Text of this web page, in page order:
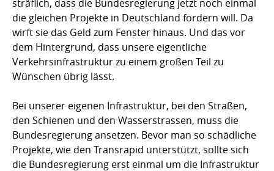
sträflich, dass die Bundesregierung jetzt noch einmal
die gleichen Projekte in Deutschland fördern will. Da
wirft sie das Geld zum Fenster hinaus. Und das vor
dem Hintergrund, dass unsere eigentliche
Verkehrsinfrastruktur zu einem großen Teil zu
Wünschen übrig lässt.
Bei unserer eigenen Infrastruktur, bei den Straßen,
den Schienen und den Wasserstrassen, muss die
Bundesregierung ansetzen. Bevor man so schädliche
Projekte, wie den Transrapid unterstützt, sollte sich
die Bundesregierung erst einmal um die Infrastruktur